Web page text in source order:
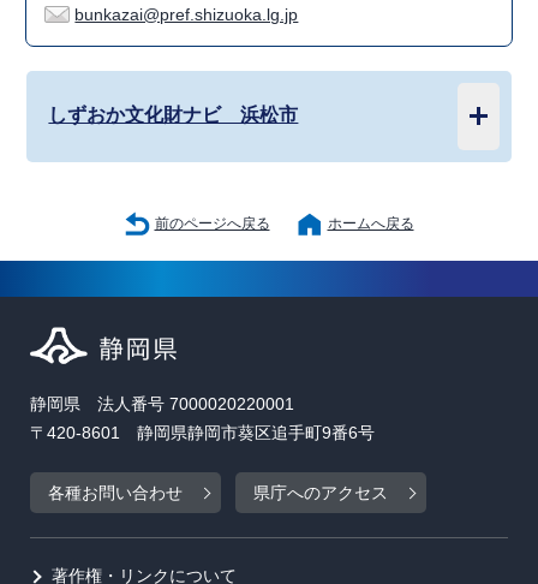
bunkazai@pref.shizuoka.lg.jp
しずおか文化財ナビ 浜松市
前のページへ戻る ホームへ戻る
静岡県 法人番号 7000020220001
〒420-8601 静岡県静岡市葵区追手町9番6号
各種お問い合わせ 県庁へのアクセス
著作権・リンクについて